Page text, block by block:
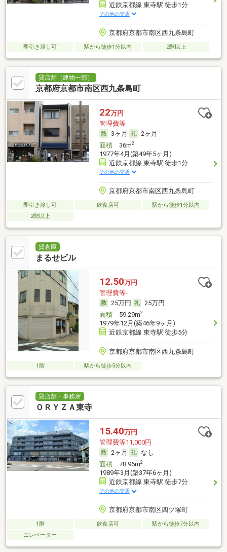
近鉄京都線 東寺駅 徒歩1分
その他の交通
京都府京都市南区西九条島町
即引き渡し可 駅から徒歩1分以内 2階以上
貸店舗（建物一部）
京都府京都市南区西九条島町
22万円
管理費等-
3ヶ月
2ヶ月
面積36m2
1977年4月(築49年5ヶ月)
近鉄京都線 東寺駅 徒歩1分
その他の交通
京都府京都市南区西九条島町
即引き渡し可 飲食店可
駅から徒歩1分以内
2階以上
貸倉庫
まるせビル
12.50万円
管理費等-
25万円
25万円
面積59.29m2
1979年12月(築46年9ヶ月)
近鉄京都線 東寺駅 徒歩5分
京都府京都市南区西九条島町
1階 駅から徒歩5分以内
貸店舗・事務所
ＯＲＹＺＡ東寺
15.40万円
管理費等11,000円
2ヶ月
なし
面積78.96m2
1989年3月(築37年6ヶ月)
近鉄京都線 東寺駅 徒歩7分
その他の交通
京都府京都市南区四ツ塚町
1階 飲食店可
駅から徒歩7分以内
エレベーター